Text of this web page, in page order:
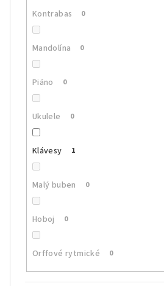
Kontrabas 0
Mandolína 0
Piáno 0
Ukulele 0
Klávesy 1
Malý buben 0
Hoboj 0
Orffové rytmické 0